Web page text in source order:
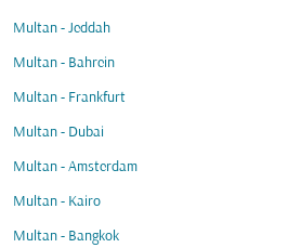
Multan - Jeddah
Multan - Bahrein
Multan - Frankfurt
Multan - Dubai
Multan - Amsterdam
Multan - Kairo
Multan - Bangkok